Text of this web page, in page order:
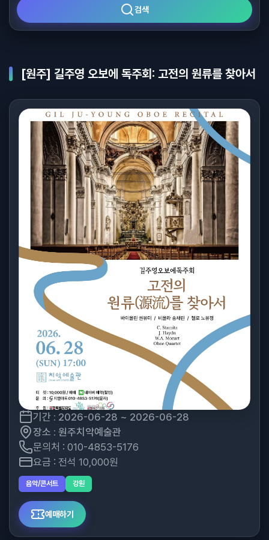
검색
[원주] 길주영 오보에 독주회: 고전의 원류를 찾아서
기간 : 2026-06-28 ~ 2026-06-28
장소 : 원주치악예술관
문의처 : 010-4853-5176
요금 : 전석 10,000원
음악/콘서트 강원
예매하기